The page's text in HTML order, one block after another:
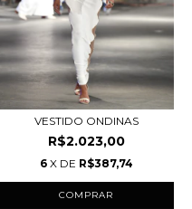
VESTIDO ONDINAS
R$2.023,00
6 X DE R$387,74
COMPRAR